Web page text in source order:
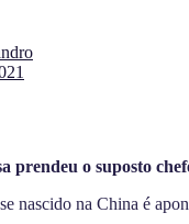
prendeu o suposto
nascido na China é